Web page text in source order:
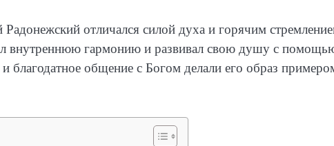
отличался силой духа и горячим
внутреннюю гармонию и развивал свою душу с
благодатное общение с Богом делали его образ